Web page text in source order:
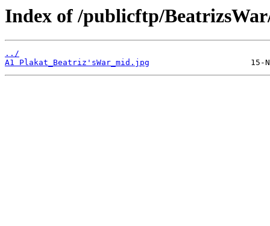
Index of /publicftp/
../
A1 Plakat_Beatriz'sWar_mid.jpg